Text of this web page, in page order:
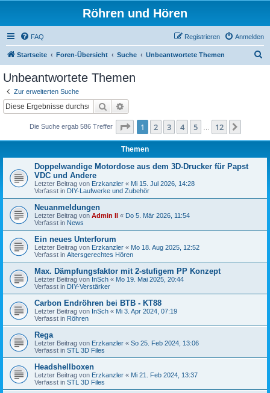
Röhren und Hören
FAQ Anmelden
Registrieren
Startseite Foren-Übersicht Suche Unbeantwortete Themen
Unbeantwortete Themen
Zur erweiterten Suche
Suche
Die Suche ergab 586 Treffer Seite 1von 12
1 2 3 4 5 12
Themen
Doppelwandige Motordose aus dem 3D-Drucker für Papst
VDC und Andere
Letzter Beitrag von Erzkanzler « Mi 15. Jul 2026, 14:28
Verfasst in DIY-Laufwerke und Zubehör
Neuanmeldungen
Letzter Beitrag von Admin II « Do 5. Mär 2026, 11:54
Verfasst in News
Ein neues Unterforum
Letzter Beitrag von Erzkanzler « Mo 18. Aug 2025, 12:52
Verfasst in Altersgerechtes Hören
Max. Dämpfungsfaktor mit 2-stufigem PP Konzept
Letzter Beitrag von InSch « Mo 19. Mai 2025, 20:44
Verfasst in DIY-Verstärker
Carbon Endröhren bei BTB - KT88
Letzter Beitrag von InSch « Mi 3. Apr 2024, 07:19
Verfasst in Röhren
Rega
Letzter Beitrag von Erzkanzler « So 25. Feb 2024, 13:06
Verfasst in STL 3D Files
Headshellboxen
Letzter Beitrag von Erzkanzler « Mi 21. Feb 2024, 13:37
Verfasst in STL 3D Files